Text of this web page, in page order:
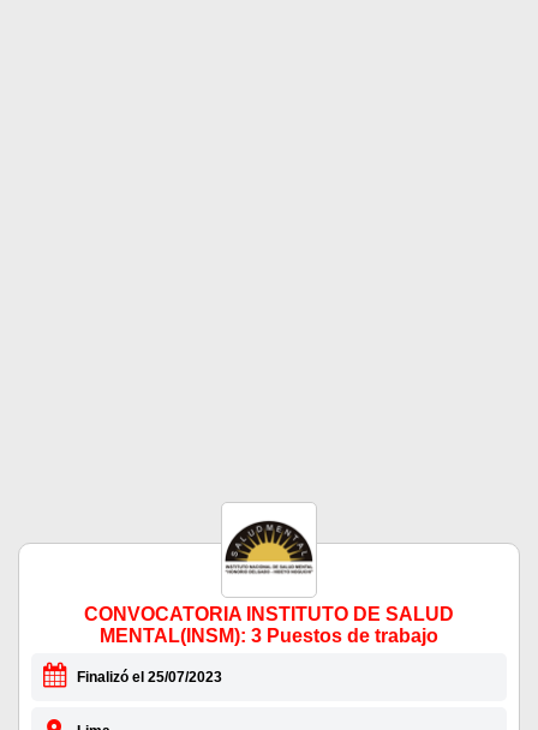
CONVOCATORIA INSTITUTO DE SALUD
MENTAL(INSM): 3 Puestos de trabajo
Finalizó el 25/07/2023